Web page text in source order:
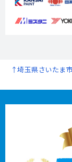
↑埼玉県さいたま